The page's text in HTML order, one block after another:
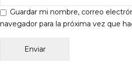
Guardar mi nombre, correo
navegador para la próxima vez que